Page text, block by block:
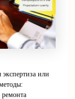
или
ремонта